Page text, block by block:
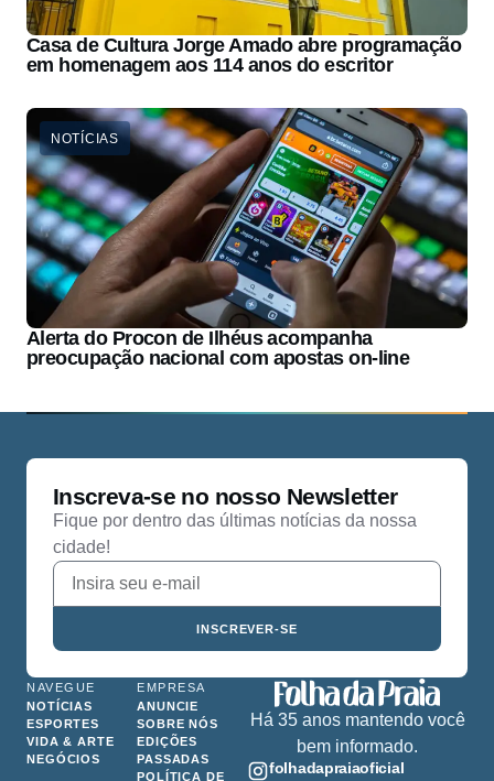
Casa de Cultura Jorge Amado abre programação
em homenagem aos 114 anos do escritor
NOTÍCIAS
Alerta do Procon de Ilhéus acompanha
preocupação nacional com apostas on-line
Inscreva-se no nosso Newsletter
Fique por dentro das últimas notícias da nossa
cidade!
INSCREVER-SE
NAVEGUE
NOTÍCIAS
ESPORTES
VIDA & ARTE
NEGÓCIOS
EMPRESA
ANUNCIE
SOBRE NÓS
EDIÇÕES
PASSADAS
POLÍTICA DE
Há 35 anos mantendo você
bem informado.
folhadapraiaoficial